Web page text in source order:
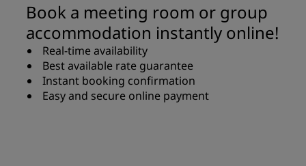
La magie opère dès les premiers
instants
Deals of the Day
Réservez à l’avance
Voir nos forfaits
Book a meeting room or group
accommodation instantly online!
Real-time availability
Best available rate guarantee
Instant booking confirmation
Easy and secure online payment